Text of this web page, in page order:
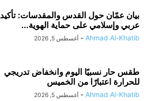
بيان عمّان حول القدس والمقدسات: تأكيد
عربي وإسلامي على حماية الهوية...
Ahmad Al-Khatib
- أغسطس 5, 2026
طقس حار نسبيًا اليوم وانخفاض تدريجي
للحرارة اعتبارًا من الخميس
Ahmad Al-Khatib
- أغسطس 5, 2026